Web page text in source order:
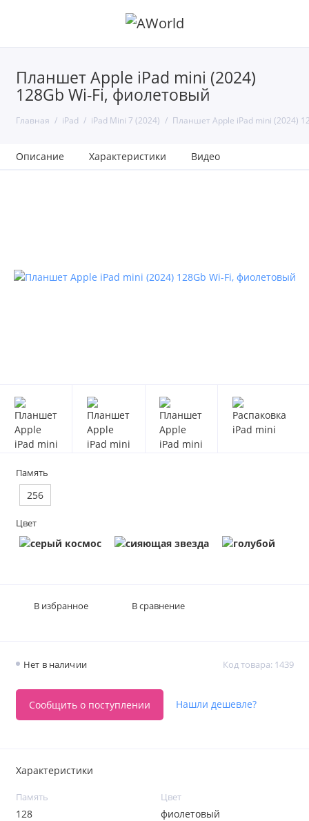
Планшет Apple iPad mini (2024)
128Gb Wi-Fi, фиолетовый
Главная iPad iPad Mini 7 (2024) Планшет Apple iPad mini (2024)
Описание Характеристики Видео
Память
256
Цвет
Нет в наличии Код товара: 1439
Сообщить о поступлении Нашли дешевле?
В избранное В сравнение
Характеристики
Память
128
Цвет
фиолетовый